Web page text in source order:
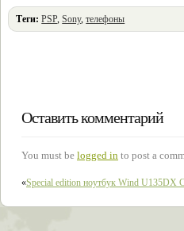
Теги: PSP,Sony,телефоны
Оставить комментарий
You must be logged in to post a
«Special edition ноутбук Wind U135DX